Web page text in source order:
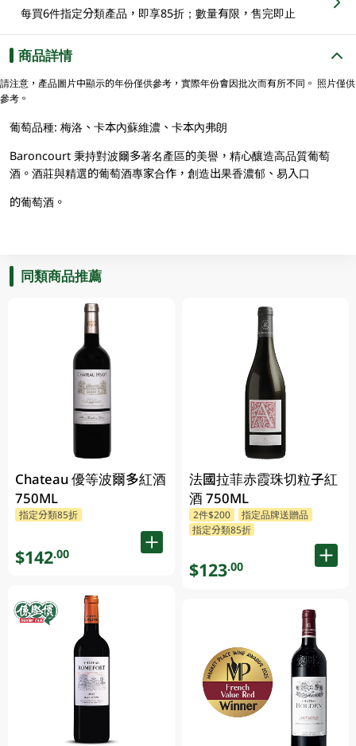
每買6件指定分類產品，即享85折；數量有限，售完即止
商品詳情
請注意，產品圖片中顯示的年份僅供參考，實際年份會因批次而有所不同。 照片僅供
參考。
葡萄品種: 梅洛、卡本內蘇維濃、卡本內弗朗
Baroncourt 秉持對波爾多著名產區的美譽，精心釀造高品質葡萄
酒。酒莊與精選的葡萄酒專家合作，創造出果香濃郁、易入口
的葡萄酒。
同類商品推薦
Chateau 優等波爾多紅酒
750ML
指定分類85折
$142.00
法國拉菲赤霞珠切粒子紅
酒 750ML
2件$200
指定品牌送贈品
指定分類85折
$123.00